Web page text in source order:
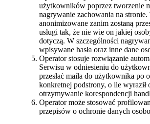
użytkowników poprzez tworzenie
nagrywanie zachowania na stronie.
anonimizowane zanim zostaną
usługi tak, że nie wie on jakiej
dotyczą. W szczególności
wpisywane hasła oraz inne dane
Operator stosuje rozwiązanie
Serwisu w odniesieniu do
przesłać maila do użytkownika po
konkretnej podstrony, o ile wyraził
otrzymywanie korespondencji
Operator może stosować
przepisów o ochronie danych